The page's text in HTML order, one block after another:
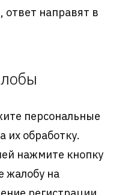
ответ направят в
персональные
их обработку.
нажмите кнопку
жалобу на